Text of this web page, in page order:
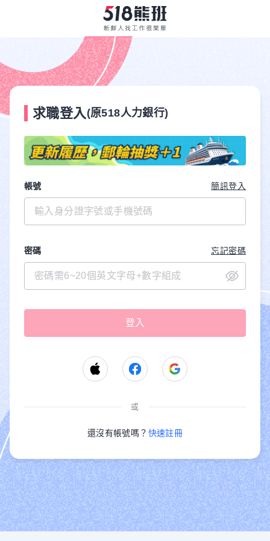
求職登入 (原518人力銀行)
帳號 簡訊登入
密碼 忘記密碼
或
還沒有帳號嗎？ 快速註冊